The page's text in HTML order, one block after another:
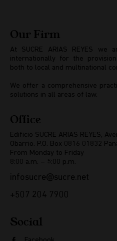
Our Firm
At SUCRE ARIAS REYES we
internationally for the
both to local and multinational
We offer a comprehensive
solutions in all areas of law.
Office
Edificio SUCRE ARIAS REYES,
Obarrio. P.O. Box 0816 01832
From Monday to Friday
8:00 a.m. – 5:00 p.m.
infosucre@sucre.net
+507 204 7900
Social